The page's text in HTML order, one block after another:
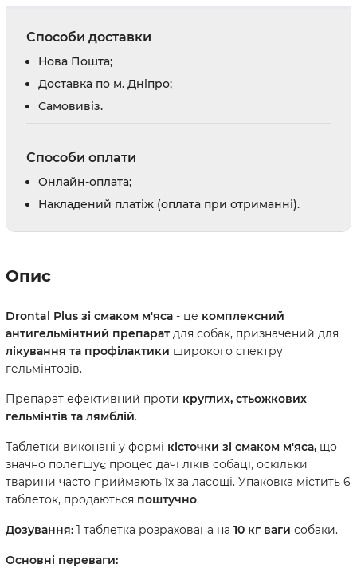
Способи доставки
Нова Пошта;
Доставка по м. Дніпро;
Cамовивіз.
Способи оплати
Онлайн-оплата;
Накладений платіж (оплата при отриманні).
Опис
Drontal Plus зі смаком м'яса - це комплексний
антигельмінтний препарат для собак, призначений для
лікування та профілактики широкого спектру
гельмінтозів.
Препарат ефективний проти круглих, стьожкових
гельмінтів та лямблій.
Таблетки виконані у формі кісточки зі смаком м'яса, що
значно полегшує процес дачі ліків собаці, оскільки
тварини часто приймають їх за ласощі. Упаковка містить 6
таблеток, продаються поштучно.
Дозування: 1 таблетка розрахована на 10 кг ваги собаки.
Основні переваги: